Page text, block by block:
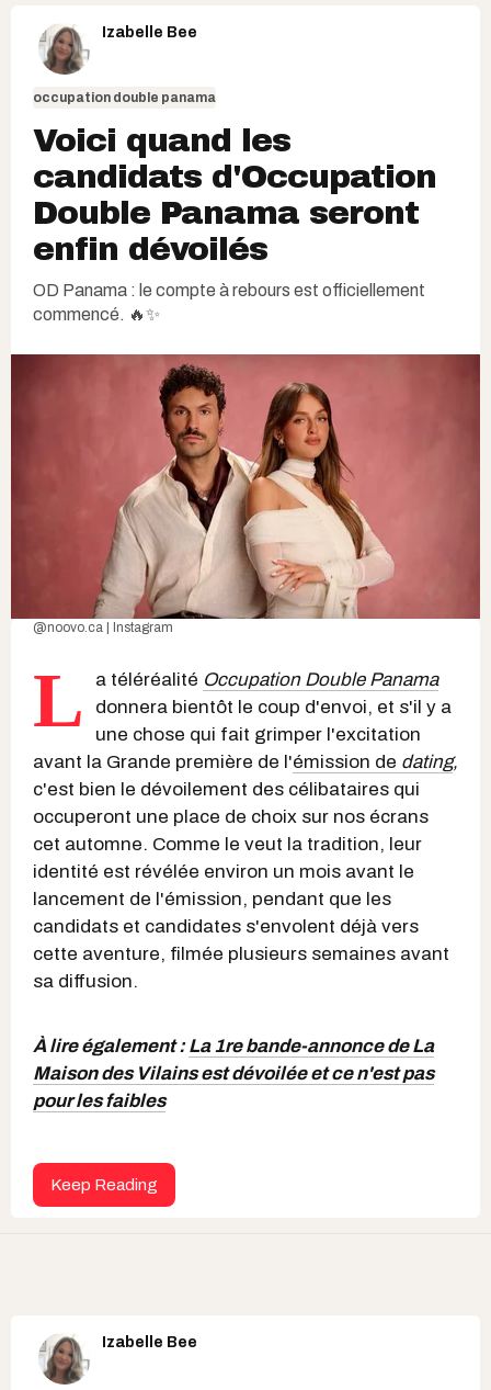
Izabelle Bee
occupation double panama
Voici quand les
candidats d'Occupation
Double Panama seront
enfin dévoilés
OD Panama : le compte à rebours est officiellement
commencé. 🔥✨
@noovo.ca | Instagram
L a téléréalité Occupation Double Panama
donnera bientôt le coup d'envoi, et s'il y a
une chose qui fait grimper l'excitation
avant la Grande première de l'émission de dating,
c'est bien le dévoilement des célibataires qui
occuperont une place de choix sur nos écrans
cet automne. Comme le veut la tradition, leur
identité est révélée environ un mois avant le
lancement de l'émission, pendant que les
candidats et candidates s'envolent déjà vers
cette aventure, filmée plusieurs semaines avant
sa diffusion.
À lire également :La 1re bande-annonce de La
Maison des Vilains est dévoilée et ce n'est pas
pour les faibles
Keep Reading
Izabelle Bee